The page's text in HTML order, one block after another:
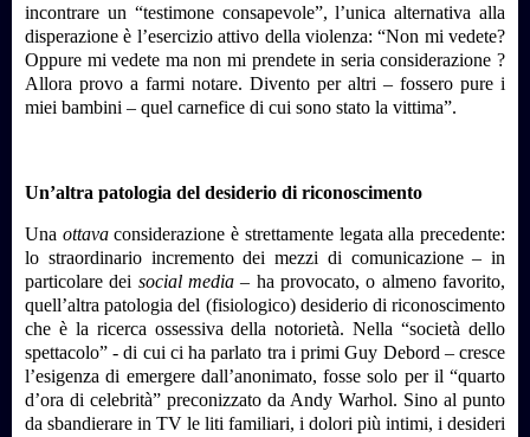
incontrare un “testimone consapevole”, l’unica alternativa alla
disperazione è l’esercizio attivo della violenza: “Non mi vedete?
Oppure mi vedete ma non mi prendete in seria considerazione ?
Allora provo a farmi notare. Divento per altri – fossero pure i
miei bambini – quel carnefice di cui sono stato la vittima”.
Un’altra patologia del desiderio di riconoscimento
Una ottavaconsiderazione è strettamente legata alla precedente:
lo straordinario incremento dei mezzi di comunicazione – in
particolare dei social media – ha provocato, o almeno favorito,
quell’altra patologia del (fisiologico) desiderio di riconoscimento
che è la ricerca ossessiva della notorietà.Nella “società dello
spettacolo” - di cui ci ha parlato tra i primi Guy Debord – cresce
l’esigenza di emergere dall’anonimato, fosse solo per il “quarto
d’ora di celebrità” preconizzato da Andy Warhol. Sino al punto
da sbandierare in TV le liti familiari, i dolori più intimi, i desideri